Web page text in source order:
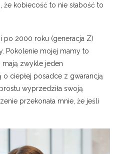
że kobiecość to nie słabość to
po 2000 roku (generacja Z)
Pokolenie mojej mamy to
mają zwykle jeden
ciepłej posadce z gwarancją
wyprzedziła swoją
przekonała mnie, że jeśli